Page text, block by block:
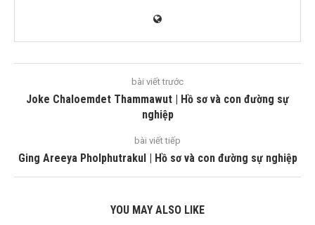
bài viết trước
Joke Chaloemdet Thammawut | Hồ sơ và con đường sự
nghiệp
bài viết tiếp
Ging Areeya Pholphutrakul | Hồ sơ và con đường sự nghiệp
YOU MAY ALSO LIKE